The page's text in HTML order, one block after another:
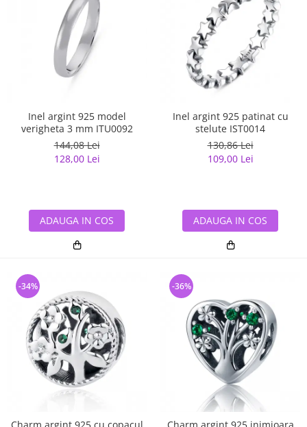
Inel argint 925 model
verigheta 3 mm ITU0092
144,08 Lei
128,00 Lei
ADAUGA IN COS
Inel argint 925 patinat cu
stelute IST0014
130,86 Lei
109,00 Lei
ADAUGA IN COS
-34% -36%